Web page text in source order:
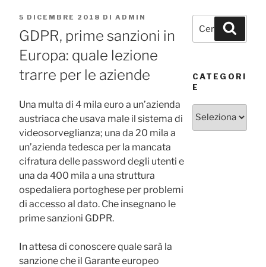
PUBBLICATO
IL
5 DICEMBRE 2018 DI ADMIN
GDPR, prime sanzioni in
Europa: quale lezione
trarre per le aziende
Una multa di 4 mila euro a un’azienda
austriaca che usava male il sistema di
videosorveglianza; una da 20 mila a
un’azienda tedesca per la mancata
cifratura delle password degli utenti e
una da 400 mila a una struttura
ospedaliera portoghese per problemi
di accesso al dato. Che insegnano le
prime sanzioni GDPR.
In attesa di conoscere quale sarà la
sanzione che il Garante europeo
Cerca:
CATEGORI
E